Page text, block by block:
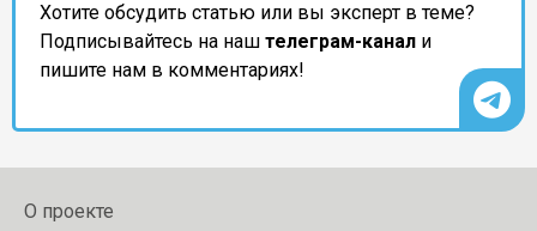
Хотите обсудить статью или вы эксперт в теме?
Подписывайтесь на наш телеграм-канал и
пишите нам в комментариях!
О проекте